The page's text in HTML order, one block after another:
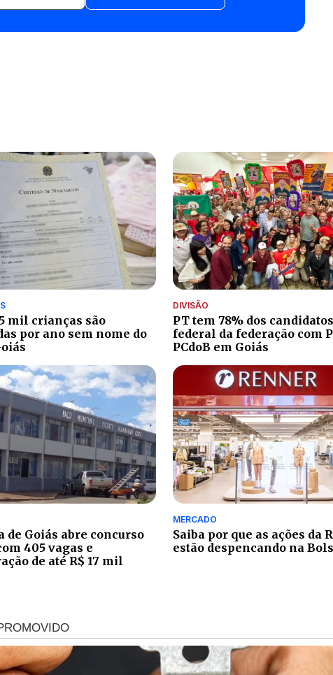
mil crianças são
por ano sem nome do
DIVISÃO
PT tem 78% dos
federal da federação com
PCdoB em Goiás
de Goiás abre concurso
405 vagas e
de até R$ 17 mil
MERCADO
Saiba por que as ações da
estão despencando na